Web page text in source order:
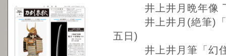
井上井月晩年像
井上井月(絶筆)「何
五日)
井上井月筆「幻住